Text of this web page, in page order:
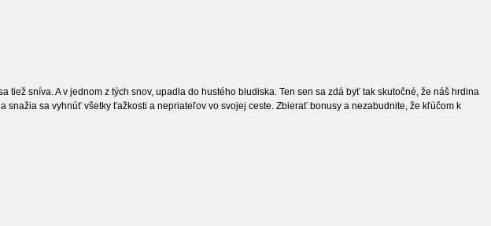
tiež sníva. A v jednom z tých snov, upadla do hustého bludiska. Ten sen sa zdá byť tak skutočné, že náš hrdina
snažia sa vyhnúť všetky ťažkosti a nepriateľov vo svojej ceste. Zbierať bonusy a nezabudnite, že kľúčom k